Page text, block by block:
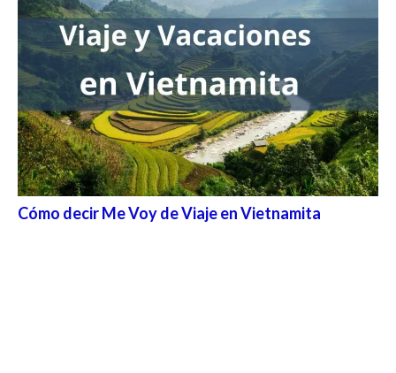
Cómo decir Me Voy de Viaje en Vietnamita